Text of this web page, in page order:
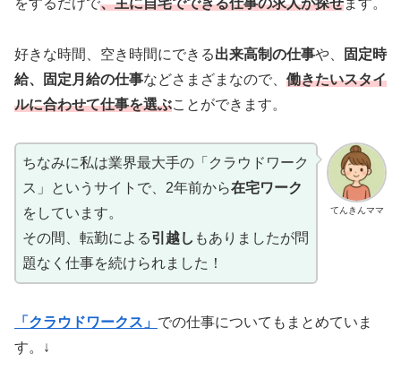
好きな時間、空き時間にできる出来高制の仕事や、
固定時
給、固定月給の仕事などさまざまなので、 働きたいスタイ
ルに合わせて仕事を選ぶことができます。
てんきんママ
ちなみに私は業界最大手の「クラウドワーク
ス」というサイトで、2年前から在宅ワーク
をしています。
その間、転勤による引越し もありましたが問
題なく仕事を続けられました！
「クラウドワークス」 での仕事についてもまとめていま
す。↓